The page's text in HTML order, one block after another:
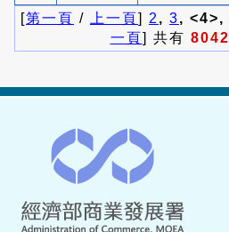
[第一頁 / 上一頁] 2 , 3, <4>,
一頁] 共有 8042